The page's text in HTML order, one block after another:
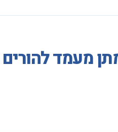
מעמד להורים